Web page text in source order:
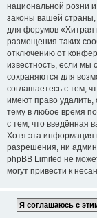
национальной розни
законы вашей страны,
для форумов «Хитрая
размещения таких
отключению от
известность, если мы
сохраняются для
соглашаетесь с тем,
имеют право удалить,
тему в любое время
с тем, что введённая
Хотя эта информация
разрешения, ни
phpBB Limited не
могут привести к